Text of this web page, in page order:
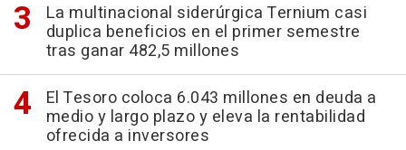
La multinacional siderúrgica Ternium casi
duplica beneficios en el primer semestre
tras ganar 482,5 millones
El Tesoro coloca 6.043 millones en deuda a
medio y largo plazo y eleva la rentabilidad
ofrecida a inversores